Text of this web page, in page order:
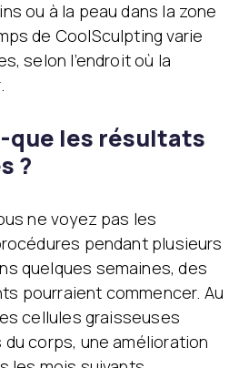
ou à la peau dans la zone
de CoolSculpting varie
selon l’endroit où la
que les résultats
?
ne voyez pas les
pendant plusieurs
quelques semaines, des
pourraient commencer. Au
cellules graisseuses
corps, une amélioration